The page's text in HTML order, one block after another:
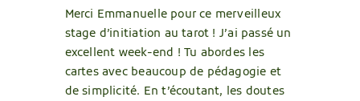
Merci Emmanuelle pour ce merveilleux
stage d’initiation au tarot ! J’ai passé un
excellent week-end ! Tu abordes les
cartes avec beaucoup de pédagogie et
de simplicité. En t’écoutant, les doutes